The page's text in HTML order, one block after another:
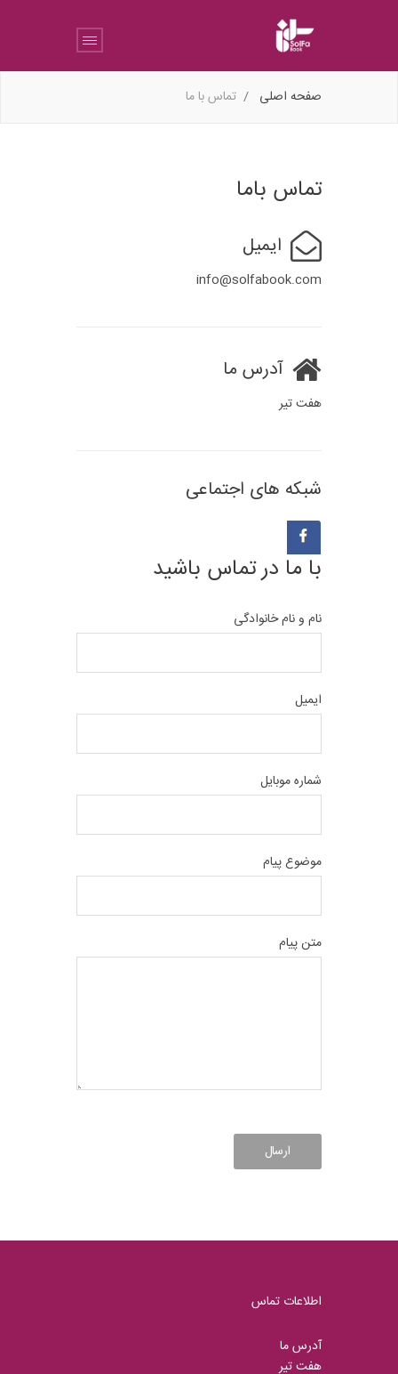
صفحه اصلی تماس با ما
تماس باما
ایمیل
info@solfabook.com
آدرس ما
هفت تیر
شبکه های اجتماعی
با ما در تماس باشید
نام و نام خانوادگی
ایمیل
شماره موبایل
موضوع پیام
متن پیام
ارسال
اطلاعات تماس
آدرس ما
هفت تیر